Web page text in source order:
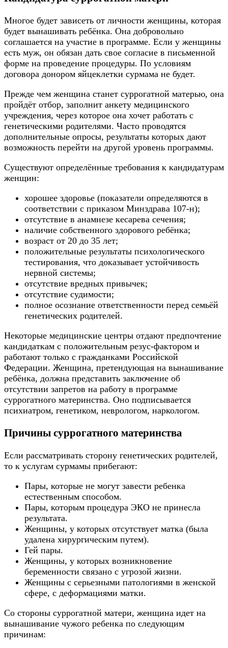
Многое будет зависеть от личности женщины, которая
будет вынашивать ребёнка. Она добровольно
соглашается на участие в программе. Если у женщины
есть муж, он обязан дать свое согласие в письменной
форме на проведение процедуры. По условиям
договора донором яйцеклетки сурмама не будет.
Прежде чем женщина станет суррогатной матерью, она
пройдёт отбор, заполнит анкету медицинского
учреждения, через которое она хочет работать с
генетическими родителями. Часто проводятся
дополнительные опросы, результаты которых дают
возможность перейти на другой уровень программы.
Существуют определённые требования к кандидатурам
женщин:
хорошее здоровье (показатели определяются в
соответствии с приказом Минздрава 107-н);
отсутствие в анамнезе кесарева сечения;
наличие собственного здорового ребёнка;
возраст от 20 до 35 лет;
положительные результаты психологического
тестирования, что доказывает устойчивость
нервной системы;
отсутствие вредных привычек;
отсутствие судимости;
полное осознание ответственности перед семьёй
генетических родителей.
Некоторые медицинские центры отдают предпочтение
кандидаткам с положительным резус-фактором и
работают только с гражданками Российской
Федерации. Женщина, претендующая на вынашивание
ребёнка, должна представить заключение об
отсутствии запретов на работу в программе
суррогатного материнства. Оно подписывается
психиатром, генетиком, неврологом, наркологом.
Причины суррогатного материнства
Если рассматривать сторону генетических родителей,
то к услугам сурмамы прибегают:
Пары, которые не могут завести ребенка
естественным способом.
Пары, которым процедура ЭКО не принесла
результата.
Женщины, у которых отсутствует матка (была
удалена хирургическим путем).
Гей пары.
Женщины, у которых возникновение
беременности связано с угрозой жизни.
Женщины с серьезными патологиями в женской
сфере, с деформациями матки.
Со стороны суррогатной матери, женщина идет на
вынашивание чужого ребенка по следующим
причинам: